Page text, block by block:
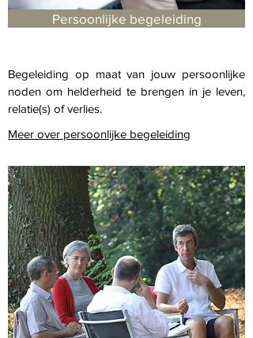
Persoonlijke begeleiding
Begeleiding op maat van jouw persoonlijke
noden om helderheid te brengen in je leven,
relatie(s) of verlies.
Meer over persoonlijke begeleiding